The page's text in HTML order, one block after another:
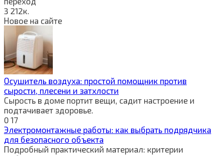
3 212к.
Новое на сайте
Осушитель воздуха: простой помощник против
сырости, плесени и затхлости
Сырость в доме портит вещи, садит настроение и
подтачивает здоровье.
0 17
Электромонтажные работы: как выбрать подрядчика
для безопасного объекта
Подробный практический материал: критерии